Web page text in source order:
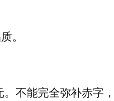
。
不能完全弥补赤字